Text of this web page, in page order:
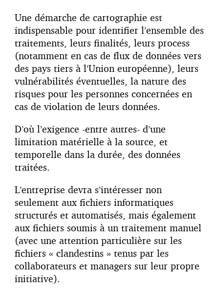
Une démarche de cartographie est
indispensable pour identifier l’ensemble des
traitements, leurs finalités, leurs process
(notamment en cas de flux de données vers
des pays tiers à l’Union européenne), leurs
vulnérabilités éventuelles, la nature des
risques pour les personnes concernées en
cas de violation de leurs données.
D’où l’exigence -entre autres- d’une
limitation matérielle à la source, et
temporelle dans la durée, des données
traitées.
L’entreprise devra s’intéresser non
seulement aux fichiers informatiques
structurés et automatisés, mais également
aux fichiers soumis à un traitement manuel
(avec une attention particulière sur les
fichiers « clandestins » tenus par les
collaborateurs et managers sur leur propre
initiative).